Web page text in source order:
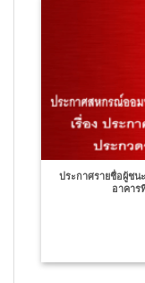
ประกาศรายชื่อผู้ชน
อาคาร